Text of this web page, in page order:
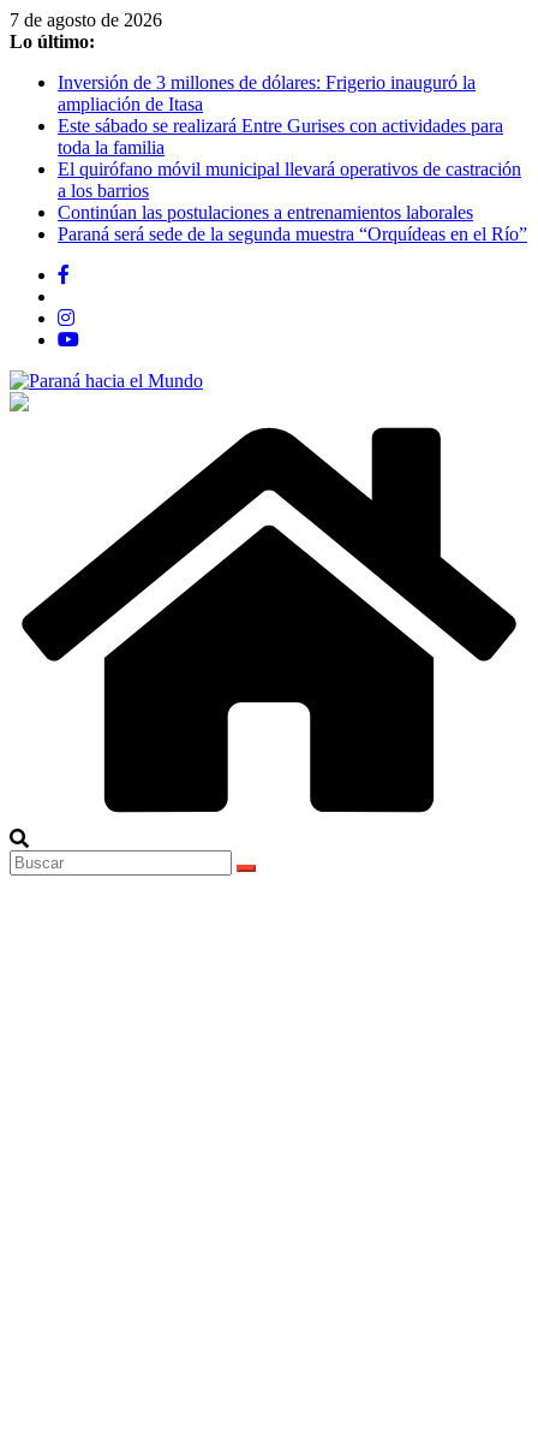
Saltar
al
7 de agosto de 2026
Lo último:
Inversión de 3 millones de dólares: Frigerio inauguró la
ampliación de Itasa
Este sábado se realizará Entre Gurises con actividades para
toda la familia
El quirófano móvil municipal llevará operativos de castración
a los barrios
Continúan las postulaciones a entrenamientos laborales
Paraná será sede de la segunda muestra “Orquídeas en el Río”